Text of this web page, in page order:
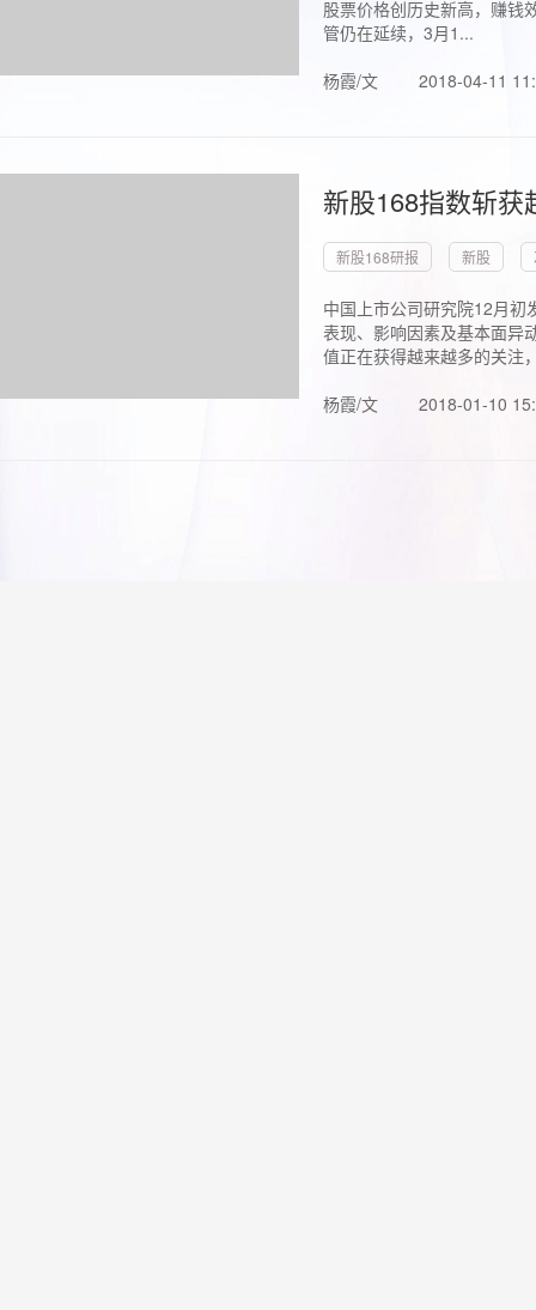
股票价格创历史新高，赚钱
管仍在延续，3月1...
杨霞/文
2018-04-11
新股168指数斩
新股168研报 新股
中国上市公司研究院12月初
表现、影响因素及基本面异
值正在获得越来越多的关注
杨霞/文
2018-01-10